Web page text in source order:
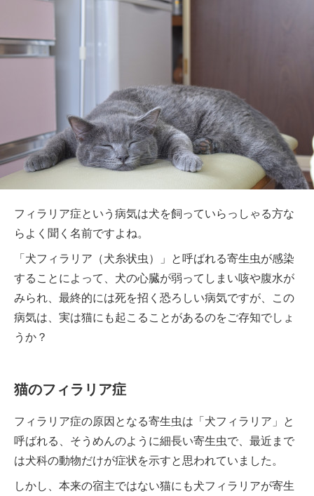
フィラリア症という病気は犬を飼っていらっしゃる方な
らよく聞く名前ですよね。
「犬フィラリア（犬糸状虫）」と呼ばれる寄生虫が感染
することによって、犬の心臓が弱ってしまい咳や腹水が
みられ、最終的には死を招く恐ろしい病気ですが、この
病気は、実は猫にも起こることがあるのをご存知でしょ
うか？
猫のフィラリア症
フィラリア症の原因となる寄生虫は「犬フィラリア」と
呼ばれる、そうめんのように細長い寄生虫で、最近まで
は犬科の動物だけが症状を示すと思われていました。
しかし、本来の宿主ではない猫にも犬フィラリアが寄生